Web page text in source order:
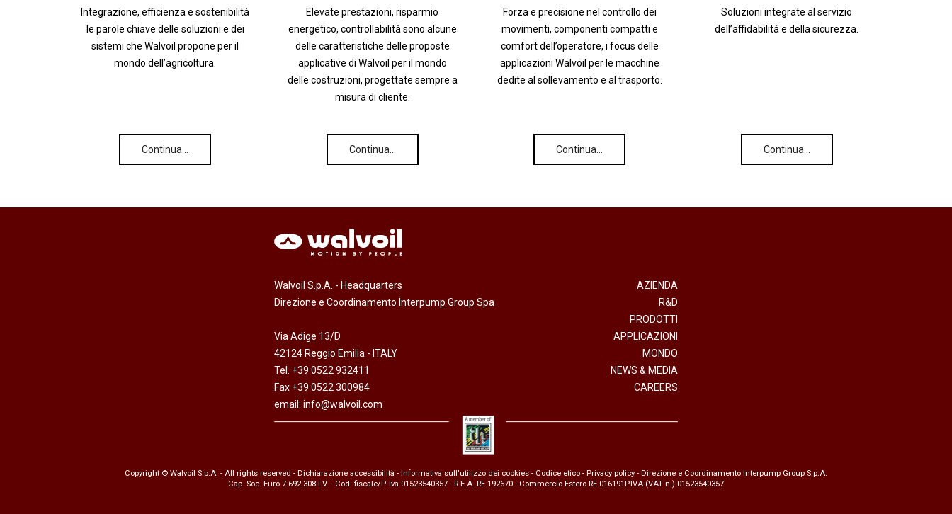
Integrazione, efficienza e sostenibilità
le parole chiave delle soluzioni e dei
sistemi che Walvoil propone per il
mondo dell’agricoltura.
Continua…
Elevate prestazioni, risparmio
energetico, controllabilità sono alcune
delle caratteristiche delle proposte
applicative di Walvoil per il mondo
delle costruzioni, progettate sempre a
misura di cliente.
Continua…
Forza e precisione nel controllo dei
movimenti, componenti compatti e
comfort dell’operatore, i focus delle
applicazioni Walvoil per le macchine
dedite al sollevamento e al trasporto.
Continua…
Soluzioni integrate al servizio
dell’affidabilità e della sicurezza.
Continua…
Walvoil S.p.A. - Headquarters
Direzione e Coordinamento Interpump Group Spa
Via Adige 13/D
42124 Reggio Emilia - ITALY
Tel. +39 0522 932411
Fax +39 0522 300984
email: info@walvoil.com
AZIENDA
R&D
PRODOTTI
APPLICAZIONI
MONDO
NEWS & MEDIA
CAREERS
Copyright © Walvoil S.p.A. - All rights reserved - Dichiarazione accessibilità - Informativa sull'utilizzo dei cookies - Codice etico - Privacy policy - Direzione e Coordinamento Interpump Group S.p.A.
Cap. Soc. Euro 7.692.308 I.V. - Cod. fiscale/P. Iva 01523540357 - R.E.A. RE 192670 - Commercio Estero RE 016191P.IVA (VAT n.) 01523540357